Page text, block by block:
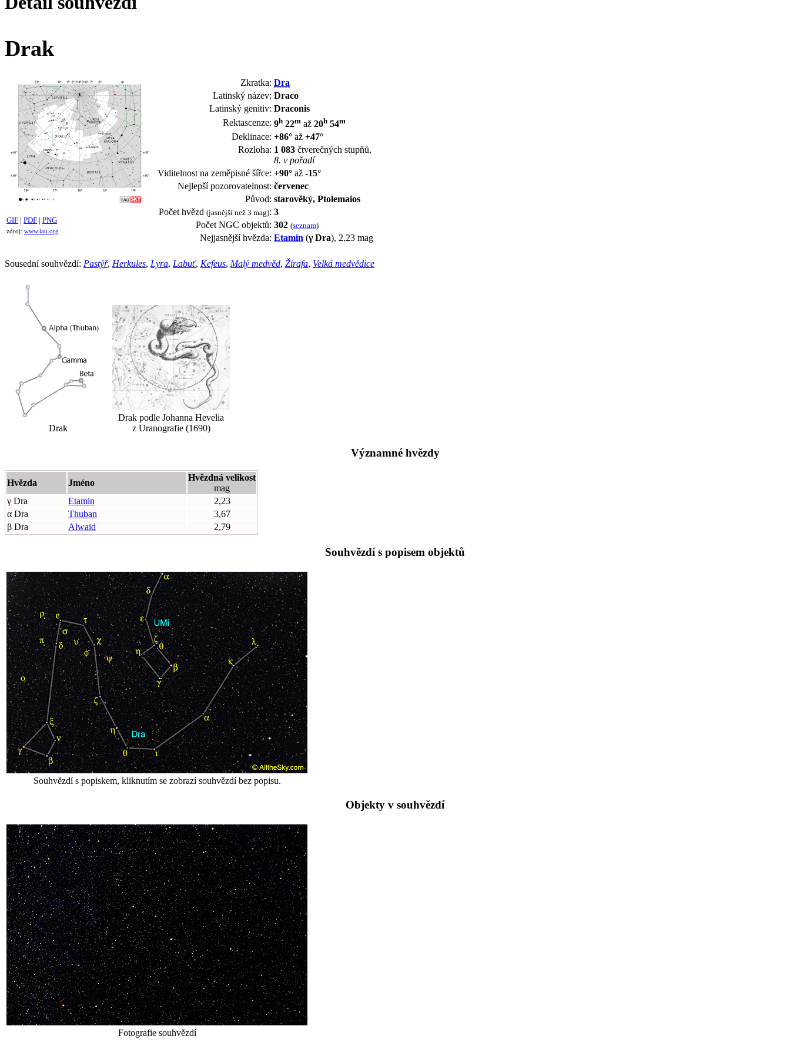
Drak
GIF | PDF | PNG
zdroj: www.iau.org
Zkratka: Dra
Latinský název: Draco
Latinský genitiv: Draconis
Rektascenze: 9h 22m až 20h 54m
Deklinace: +86° až +47°
Rozloha: 1 083 čtverečných stupňů,
8. v pořadí
Viditelnost na zeměpisné šířce: +90° až -15°
Nejlepší pozorovatelnost: červenec
Původ: starověký, Ptolemaios
Počet hvězd (jasnější než 3 mag): 3
Počet NGC objektů: 302 (seznam)
Nejjasnější hvězda: Etamin (γ Dra), 2,23 mag
Sousední souhvězdí: Pastýř, Herkules, Lyra, Labuť, Kefeus, Malý medvěd, Žirafa, Velká medvědice
Drak
Drak podle Johanna Hevelia
z Uranografie (1690)
Významné hvězdy
Hvězda Jméno
Hvězdná velikost
mag
γ Dra
Etamin
2,23
α Dra
Thuban
3,67
β Dra
Alwaid 2,79
Souhvězdí s popisem objektů
Souhvězdí s popiskem, kliknutím se zobrazí souhvězdí bez popisu.
Objekty v souhvězdí
Fotografie souhvězdí